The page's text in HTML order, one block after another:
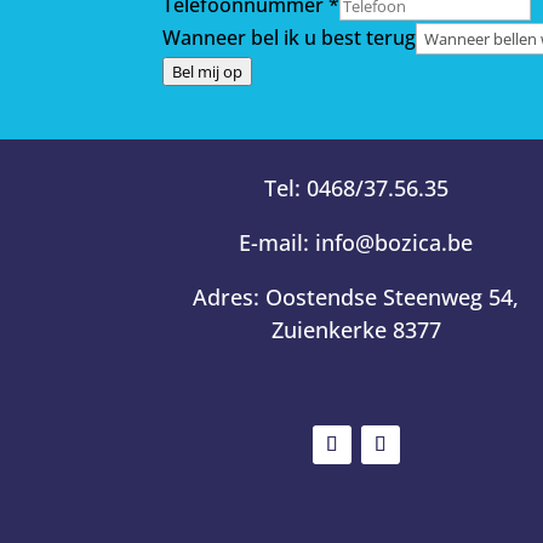
Wanneer bel ik u best terug
Bel mij op
Tel: 0468/37.56.35
E-mail: info@bozica.be
Adres: Oostendse Steenweg 54,
Zuienkerke 8377